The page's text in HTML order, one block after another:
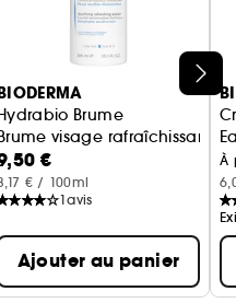
normales à sèches
Brume
visage rafraîchissante
€
€ / 100ml
1avis
Ajouter au panier
À